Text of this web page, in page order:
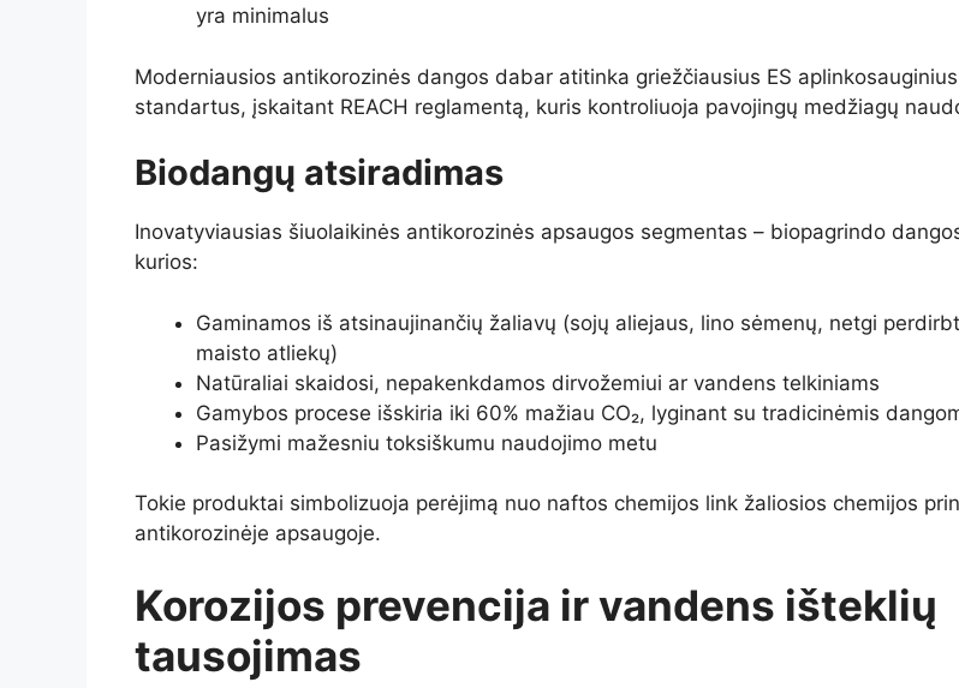
yra minimalus
Moderniausios antikorozinės dangos dabar atitinka griežčiausius ES aplinkosauginius
standartus, įskaitant REACH reglamentą, kuris kontroliuoja pavojingų medžiagų
Biodangų atsiradimas
Inovatyviausias šiuolaikinės antikorozinės apsaugos segmentas – biopagrindo
kurios:
Gaminamos iš atsinaujinančių žaliavų (sojų aliejaus, lino sėmenų, netgi
maisto atliekų)
Natūraliai skaidosi, nepakenkdamos dirvožemiui ar vandens telkiniams
Gamybos procese išskiria iki 60% mažiau CO₂, lyginant su tradicinėmis
Pasižymi mažesniu toksiškumu naudojimo metu
Tokie produktai simbolizuoja perėjimą nuo naftos chemijos link žaliosios chemijos
antikorozinėje apsaugoje.
Korozijos prevencija ir vandens išteklių
tausojimas